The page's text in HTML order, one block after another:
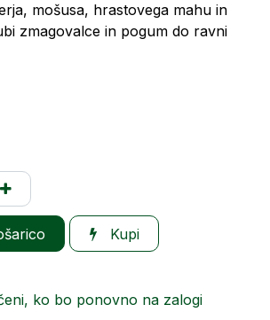
mošusa, hrastovega mahu in
zmagovalce in pogum do ravni
Kupi
ko bo ponovno na zalogi